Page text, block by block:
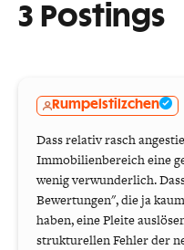
3 Postings
Rumpelstilzchen
Dass relativ rasch
Immobilienbereich eine
wenig verwunderlich.
Bewertungen", die ja
haben, eine Pleite
strukturellen Fehler der